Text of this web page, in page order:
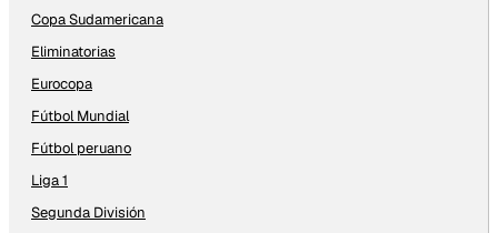
Copa Sudamericana
Eliminatorias
Eurocopa
Fútbol Mundial
Fútbol peruano
Liga 1
Segunda División